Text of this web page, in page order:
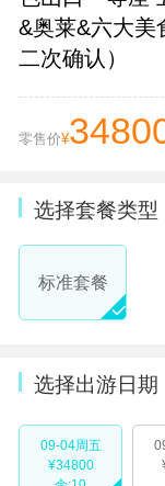
&奥莱&六大美
二次确认）
零售价¥
选择套餐类型
标准套餐
选择出游日期
09-04周五
¥34800